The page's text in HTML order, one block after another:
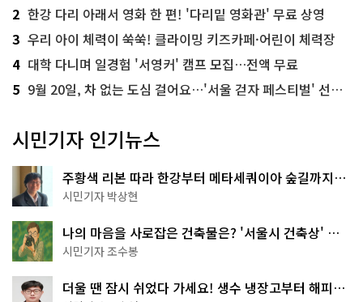
2 한강 다리 아래서 영화 한 편! '다리밑 영화관' 무료 상영
3 우리 아이 체력이 쑥쑥! 클라이밍 키즈카페·어린이 체력장
4 대학 다니며 일경험 '서영커' 캠프 모집…전액 무료
5 9월 20일, 차 없는 도심 걸어요…'서울 걷자 페스티벌' 선착순 5천명
시민기자 인기뉴스
주황색 리본 따라 한강부터 메타세쿼이아 숲길까지…
서울둘레길 15코스
시민기자 박상현
나의 마음을 사로잡은 건축물은? '서울시 건축상' 수
상작 공개!
시민기자 조수봉
더울 땐 잠시 쉬었다 가세요! 생수 냉장고부터 해피소